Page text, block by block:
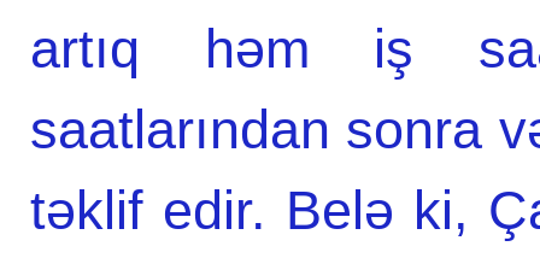
artıq həm iş
saatlarından sonra
təklif edir. Belə ki,